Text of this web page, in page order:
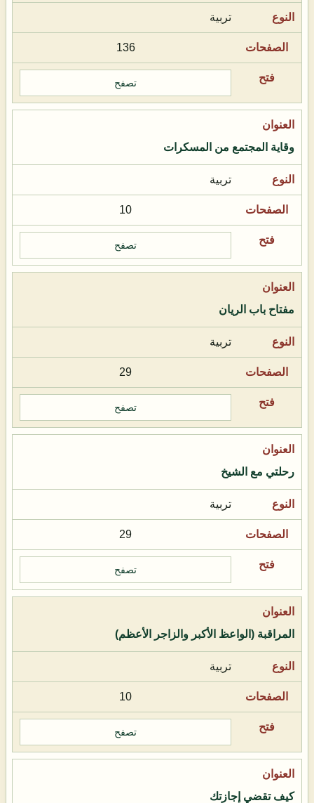
تربية
136
تصفح
وقاية المجتمع من المسكرات
تربية
10
تصفح
مفتاح باب الريان
تربية
29
تصفح
رحلتي مع الشيخ
تربية
29
تصفح
المراقبة (الواعظ الأكبر والزاجر الأعظم)
تربية
10
تصفح
كيف تقضي إجازتك